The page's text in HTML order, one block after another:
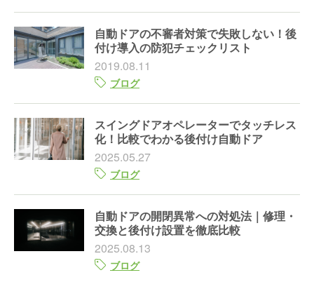
自動ドアの不審者対策で失敗しない！後
付け導入の防犯チェックリスト
2019.08.11
ブログ
スイングドアオペレーターでタッチレス
化！比較でわかる後付け自動ドア
2025.05.27
ブログ
自動ドアの開閉異常への対処法｜修理・
交換と後付け設置を徹底比較
2025.08.13
ブログ